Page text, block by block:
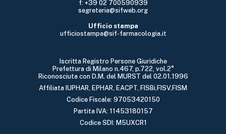
f: +39 02 700590939
segreteria@sifweb.org
Ufficio stampa
ufficiostampa@sif-farmacologia.it
Iscritta Registro Persone Giuridiche
Prefettura di Milano n.467, p.722, vol.2°
Riconosciuta con D.M. del MURST del 02.01.1996
Affiliata IUPHAR, EPHAR, EACPT, FISBi,FISV,FISM
Codice Fiscale: 97053420150
Partita IVA: 11453180157
Codice SDI: M5UXCR1